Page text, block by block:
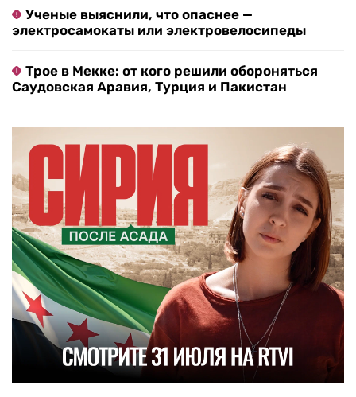
Ученые выяснили, что опаснее —
электросамокаты или электровелосипеды
Трое в Мекке: от кого решили обороняться
Саудовская Аравия, Турция и Пакистан